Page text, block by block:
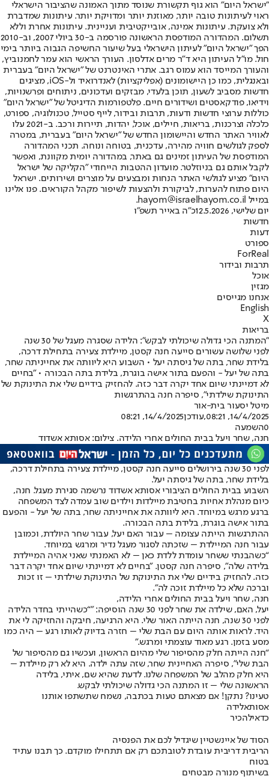
"ישראל היום" הוא גוף תקשורת שנוסד מתוך האמונה שהציבור הישראלי
ראוי לעיתונות טובה יותר, מאוזנת יותר ומדויקת יותר. עיתונות שמדברת
ולא צועקת. עיתונות אמינה, אובייקטיבית ועניינית. עיתונות אחרת וללא
תשלום. המהדורה המודפסת הראשונה פורסמה ב-30 ביולי 2007, וב-2010
הפך "ישראל היום" לעיתון הישראלי בעל שיעור החשיפה הגבוה ביותר בימי
חול. מו"ל העיתון היא ד"ר מרים אדלסון. העורך הראשי הוא עמר לחמנוביץ,
והעורך המייסד הוא עמוס רגב. אתרי האינטרנט של "ישראל היום" בעברית
ובאנגלית, כמו כן היישומונים (אפליקציות) לאנדרואיד ול-iOS, מציגים
חדשות מסביב לשעון, תוכן בלעדי, מבזקים ועדכונים, ניתוחים ופרשנויות,
וידיאו, פודקאסטים ושידורים חיים. פלטפורמות הדיגיטל של "ישראל היום"
כוללות ערוצי חדשות ודעות, תרבות ובידור, לייף סטייל, טכנולוגיה, ספורט,
כלכלה וצרכנות, בריאות, חיילים, אוכל, יהדות, תיירות ורכב. ב-2021 עלו
לאוויר האתר החדש והיישומון החדש של "ישראל היום" בעברית, במטרה
לספק לגולשים חוויה מהירה, עדכנית, בטוחה ונוחה. תכני המהדורה
המודפסת של העיתון זמינים גם באתר, במהדורה יומית מקוונת, ואפשר
לקבל אותם גם בניוזלטר. מועדון ההטבות הייחודי "הקליקה של ישראל
היום" מציע לגולשי האתר הנחות ומבצעים על מוצרים ושירותים. ישראל
היום פתוח להערות, לביקורת ולהצעות לשיפור מקהל הקוראים. פנו אלינו
במייל hayom@israelhayom.co.il.
יום שלישי, 12.5.2026
כ"ה באייר תשפ"ו
חדשות
דעות
ספורט
ForReal
תרבות ובידור
אוכל
מגזין
אנחנו מגייסים
English
X
בריאות
"המתנה הכי גדולה שיכולתי לבקש": הלידה שסגרה מעגל של 30 שנה
לפני שלושה עשורים סייעה חנה קסטן, מיילדת צעירה בתחילת דרכה,
בלידת שחר, בתה של גיסתה יעל • השבוע היא ליוותה את אחייניתה שחר,
בתה של יעל - והפעם בתור אישה בוגרת, בלידת בתה הבכורה • "בחיים
לא דמיינתי שיום אחד יקרה דבר כזה. להחזיק בידיים שלי את התינוקת של
התינוקת שילדתי", סיפרה חנה בהתרגשות
מיטל יסעור בית-אור
14/4/2025, 08:21
,עודכן14/4/2025, 08:21
0השמעה
חנה, שחר ויעל בבית החולים אחרי הלידה. צילום: אסותא אשדוד
לפני 30 שנה בירושלים סייעה חנה קסטן, מיילדת צעירה בתחילת דרכה,
בלידת שחר, בתה של גיסתה יעל.
השבוע בבית החולים הציבורי אסותא אשדוד נרשמה סגירת מעגל. חנה,
כיום מנהלת אחיות בחטיבת מיילדות וילדים שוב עמדה לצד המשפחה
ברגע מרגש במיוחד. היא ליוותה את אחייניתה שחר, בתה של יעל - והפעם
בתור אישה בוגרת, בלידת בתה הבכורה.
ההתרגשות הייתה עצומה – עבור האם יעל, עבור שחר היולדת, וכמובן
עבור חנה המיילדת – שזכתה לסגור מעגל נדיר ומרגש במיוחד.
“כשהבנתי ששחר עומדת ללדת כאן – לא האמנתי שאני אהיה המיילדת
בלידה שלה", סיפרה חנה קסטן. "בחיים לא דמיינתי שיום אחד יקרה דבר
כזה. להחזיק בידיים שלי את התינוקת של התינוקת שילדתי – זו זכות
וברכה שלא כל מיילדת זוכה לה".
חנה, שחר ויעל בבית החולים אחרי הלידה,
יעל, האם, שילדה את שחר לפני 30 שנה הוסיפה: "“כשהייתי בחדר הלידה
לפני 30 שנה, חנה הייתה האור שלי. היא הרגיעה, חיבקה והחזיקה לי את
היד. לראות אותה היום עם הבת שלי – חזרה בדיוק לאותו רגע – היה כמו
מסע בזמן. רגע מאוד עוצמתי ומרגש.”
“חנה הייתה חלק מהסיפור שלי מהיום הראשון, ועכשיו גם מהסיפור של
הבת שלי", סיפרה האחיינית שחר, שזה עתה ילדה. היא לא רק מיילדת –
היא חלק מהלב של המשפחה שלנו. לדעת שהיא שם, איתי, בלידה
הראשונה שלי – זו המתנה הכי גדולה שיכולתי לבקש.
טעינו? נתקן! אם מצאתם טעות בכתבה, נשמח שתשתפו אותנו
אסותאלידה
כדאילהכיר
הסוד של איינשטיין שיגדיל לכם את הפנסיה
הריבית דריבית עובדת לטובתכם רק אם תתחילו מוקדם. כך תבנו עתיד
בטוח
בשיתוף מנורה מבטחים